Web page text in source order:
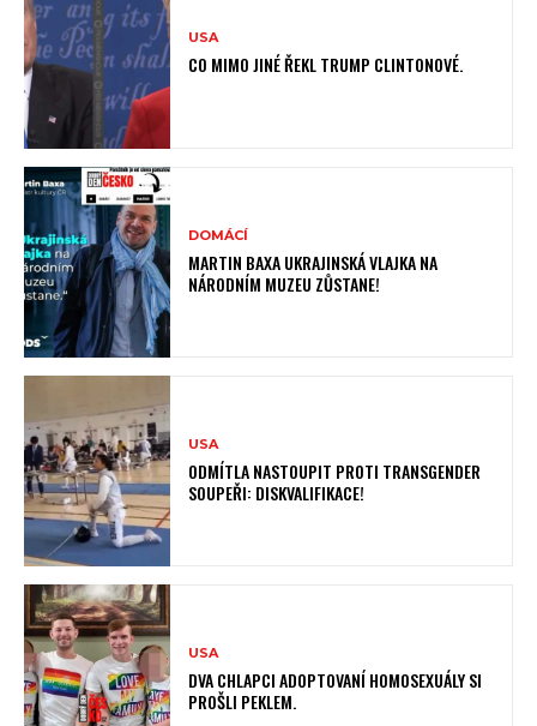
USA
CO MIMO JINÉ ŘEKL TRUMP CLINTONOVÉ.
DOMÁCÍ
MARTIN BAXA UKRAJINSKÁ VLAJKA NA
NÁRODNÍM MUZEU ZŮSTANE!
USA
ODMÍTLA NASTOUPIT PROTI TRANSGENDER
SOUPEŘI: DISKVALIFIKACE!
USA
DVA CHLAPCI ADOPTOVANÍ HOMOSEXUÁLY SI
PROŠLI PEKLEM.